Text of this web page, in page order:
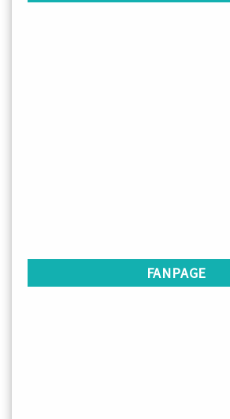
FANPAGE